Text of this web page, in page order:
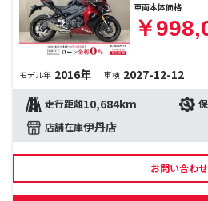
車両本体価格
￥
モデル年 2016年 車検 2027-12-12
走行距離10,684km
店舗在庫伊丹店
お問い合わせ